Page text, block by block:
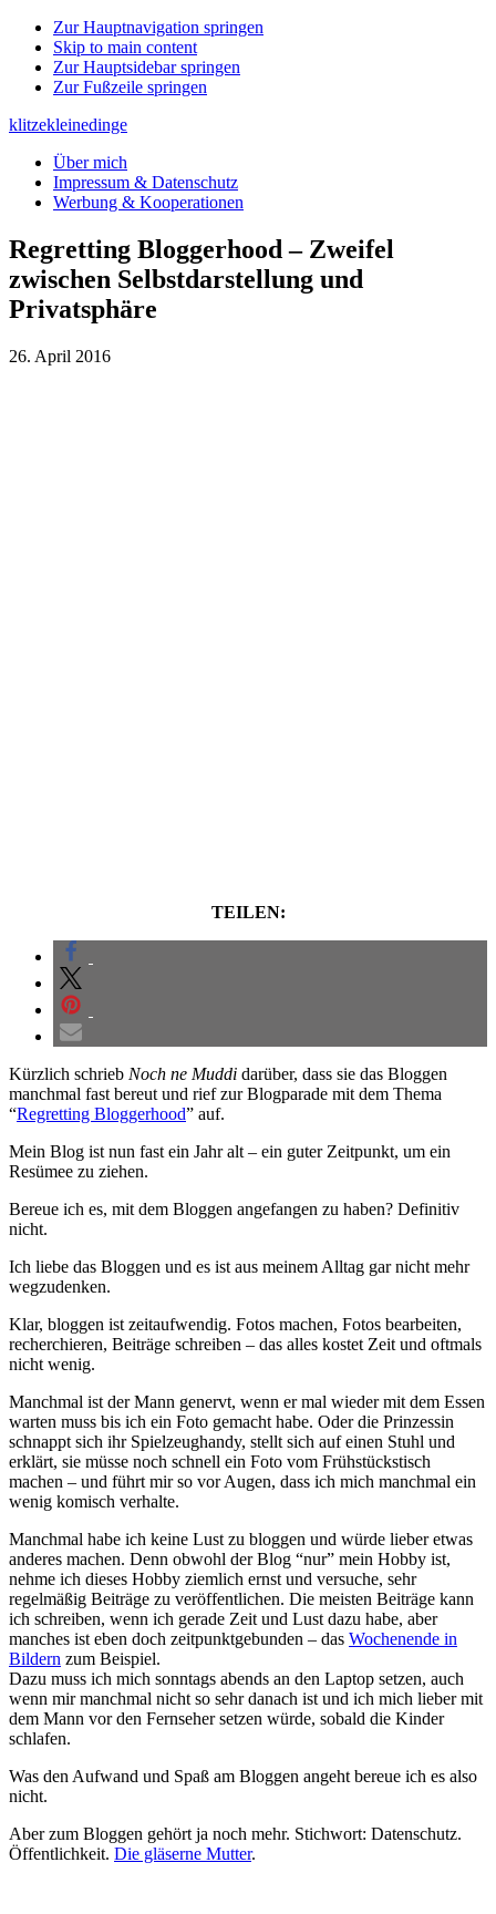
Zur Hauptnavigation springen
Skip to main content
Zur Hauptsidebar springen
Zur Fußzeile springen
klitzekleinedinge
Über mich
Impressum & Datenschutz
Werbung & Kooperationen
Regretting Bloggerhood – Zweifel
zwischen Selbstdarstellung und
Privatsphäre
26. April 2016
TEILEN:
Kürzlich schrieb Noch ne Muddi darüber, dass sie das Bloggen
manchmal fast bereut und rief zur Blogparade mit dem Thema
“Regretting Bloggerhood” auf.
Mein Blog ist nun fast ein Jahr alt – ein guter Zeitpunkt, um ein
Resümee zu ziehen.
Bereue ich es, mit dem Bloggen angefangen zu haben? Definitiv
nicht.
Ich liebe das Bloggen und es ist aus meinem Alltag gar nicht mehr
wegzudenken.
Klar, bloggen ist zeitaufwendig. Fotos machen, Fotos bearbeiten,
recherchieren, Beiträge schreiben – das alles kostet Zeit und oftmals
nicht wenig.
Manchmal ist der Mann genervt, wenn er mal wieder mit dem Essen
warten muss bis ich ein Foto gemacht habe. Oder die Prinzessin
schnappt sich ihr Spielzeughandy, stellt sich auf einen Stuhl und
erklärt, sie müsse noch schnell ein Foto vom Frühstückstisch
machen – und führt mir so vor Augen, dass ich mich manchmal ein
wenig komisch verhalte.
Manchmal habe ich keine Lust zu bloggen und würde lieber etwas
anderes machen. Denn obwohl der Blog “nur” mein Hobby ist,
nehme ich dieses Hobby ziemlich ernst und versuche, sehr
regelmäßig Beiträge zu veröffentlichen. Die meisten Beiträge kann
ich schreiben, wenn ich gerade Zeit und Lust dazu habe, aber
manches ist eben doch zeitpunktgebunden – das Wochenende in
Bildern zum Beispiel.
Dazu muss ich mich sonntags abends an den Laptop setzen, auch
wenn mir manchmal nicht so sehr danach ist und ich mich lieber mit
dem Mann vor den Fernseher setzen würde, sobald die Kinder
schlafen.
Was den Aufwand und Spaß am Bloggen angeht bereue ich es also
nicht.
Aber zum Bloggen gehört ja noch mehr. Stichwort: Datenschutz.
Öffentlichkeit. Die gläserne Mutter.